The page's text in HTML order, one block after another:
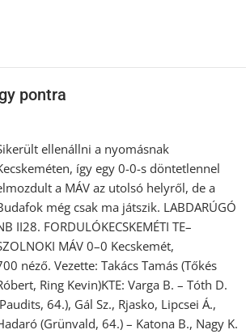
pontra
ellenállni a nyomásnak
így egy 0-0-s döntetlennel
a MÁV az utolsó helyről, de a
még csak ma játszik. LABDARÚGÓ
II28. FORDULÓKECSKEMÉTI TE–
MÁV 0–0 Kecskemét,
néző. Vezette: Takács Tamás (Tőkés
Ring Kevin)KTE: Varga B. – Tóth D.
64.), Gál Sz., Rjasko, Lipcsei Á.,
(Grünvald, 64.) – Katona B., Nagy K.